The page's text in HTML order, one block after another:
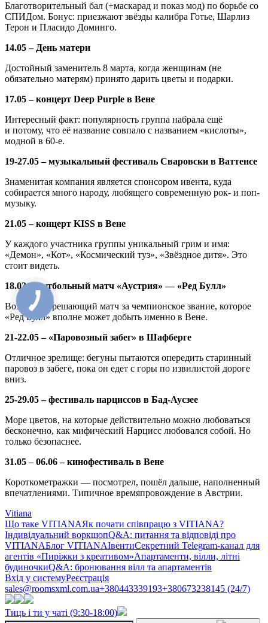
Благотворительный бал (+маскарад и показ мод) по борьбе со
СПИДом. Бонус: приезжают звёзды калибра Готье, Шарлиз
Терон и Пласидо Доминго.
14.05 – День матери
Достойный заменитель 8 марта, когда женщинам (не
обязательно матерям) принято дарить цветы и подарки.
17.05 – концерт Deep Purple в Вене
Интересный факт: популярность группа набрала ещё
и потому, что её название совпало с названием «кислоты»,
модной в 60-е.
19-27.05 – музыкальный фестиваль Сваровски в Ваттенсе
Знаменитая компания является спонсором ивента, куда
собирается много народу, любящего современную рок- и поп-
музыку.
21.05 – концерт KISS в Вене
У каждого участника группы уникальный грим и имя:
«Демон», «Кот», «Космический туз», «Звёздное дитя». Это
стоит видеть.
18.03 – футбольный матч «Аустрия» — «Ред Булл»
Возможно, решающий матч за чемпионское звание, которое
«Ред Булл» вполне может добыть именно в Вене.
21-22.05 – «Паровозный забег» в Шафберге
Отличное зрелище: бегуны пытаются опередить старинный
паровоз в забеге, пока он едет с горы по извилистой дороге
вниз.
25-29.05 – фестиваль нарциссов в Бад-Аусзее
Море цветов, на которые действительно можно любоваться
бесконечно, как мифический Нарцисс любовался собой. Но
только безопаснее.
31.05 – 06.06 – кинофестиваль в Вене
Короткометражки — посмотрел, пошёл дальше, наполненный
впечатлениями. Типичное времяпровождение в Австрии.
Vitiana
Що таке VITIANAЯк почати співпрацю з VITIANA?
Індивідуальний воркшопQ&A: питання та відповіді про
VITIANAБлог VITIANAІвентиСекретний Telegram-канал для
агентів «Пиріжки з креативом»Апартаменти, вілли, літні
будиночкиQ&A: бронювання вілл та апартаментів
Вхід у системуРеєстрація
sales@roomsxml.com.ua+380443339193+380673238145 (24/7)
Тиць і ти у чаті (9:30-18:00)